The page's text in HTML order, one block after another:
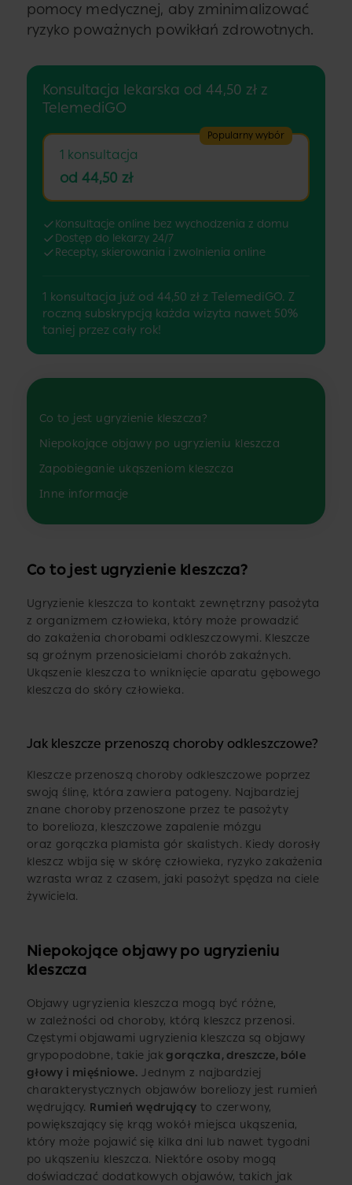
pomocy medycznej, aby zminimalizować
ryzyko poważnych powikłań zdrowotnych.
Konsultacja lekarska od 44,50 zł z
TelemediGO
Popularny wybór
1 konsultacja
od 44,50 zł
Konsultacje online bez wychodzenia z domu
Dostęp do lekarzy 24/7
Recepty, skierowania i zwolnienia online
1 konsultacja już od 44,50 zł z TelemediGO. Z
roczną subskrypcją każda wizyta nawet 50%
taniej przez cały rok!
Co to jest ugryzienie kleszcza?
Niepokojące objawy po ugryzieniu kleszcza
Zapobieganie ukąszeniom kleszcza
Inne informacje
Co to jest ugryzienie kleszcza?
Ugryzienie kleszcza to kontakt zewnętrzny pasożyta
z organizmem człowieka, który może prowadzić
do zakażenia chorobami odkleszczowymi. Kleszcze
są groźnym przenosicielami chorób zakaźnych.
Ukąszenie kleszcza to wniknięcie aparatu gębowego
kleszcza do skóry człowieka.
Jak kleszcze przenoszą choroby odkleszczowe?
Kleszcze przenoszą choroby odkleszczowe poprzez
swoją ślinę, która zawiera patogeny. Najbardziej
znane choroby przenoszone przez te pasożyty
to borelioza, kleszczowe zapalenie mózgu
oraz gorączka plamista gór skalistych. Kiedy dorosły
kleszcz wbija się w skórę człowieka, ryzyko zakażenia
wzrasta wraz z czasem, jaki pasożyt spędza na ciele
żywiciela.
Niepokojące objawy po ugryzieniu
kleszcza
Objawy ugryzienia kleszcza mogą być różne,
w zależności od choroby, którą kleszcz przenosi.
Częstymi objawami ugryzienia kleszcza są objawy
grypopodobne, takie jak gorączka, dreszcze, bóle
głowy i mięśniowe. Jednym z najbardziej
charakterystycznych objawów boreliozy jest rumień
wędrujący. Rumień wędrujący to czerwony,
powiększający się krąg wokół miejsca ukąszenia,
który może pojawić się kilka dni lub nawet tygodni
po ukąszeniu kleszcza. Niektóre osoby mogą
doświadczać dodatkowych objawów, takich jak